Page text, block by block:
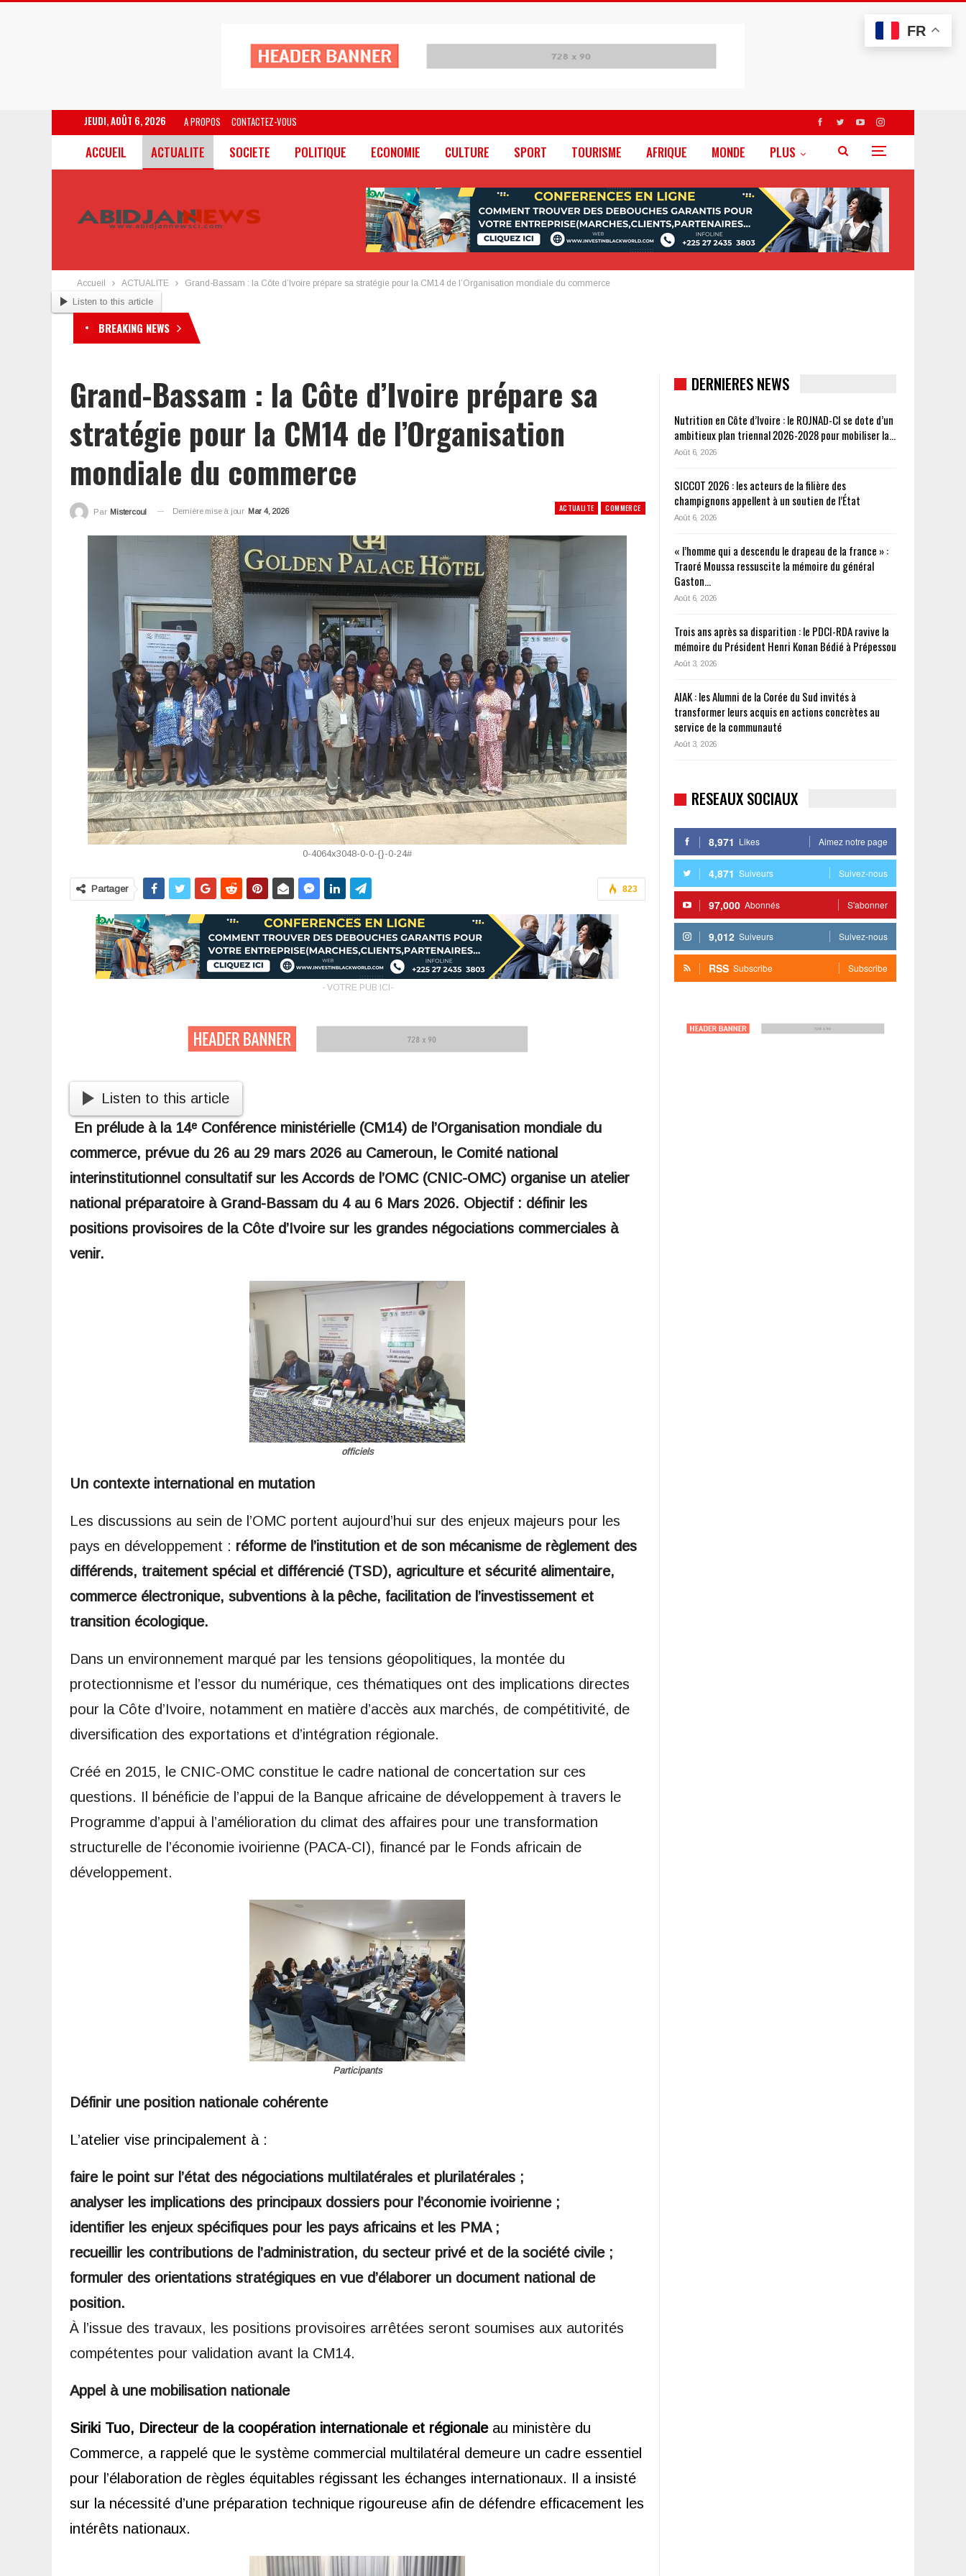
JEUDI, AOÛT 6, 2026 A PROPOS CONTACTEZ-VOUS
ACCUEIL ACTUALITE SOCIETE POLITIQUE ECONOMIE CULTURE SPORT TOURISME AFRIQUE MONDE PLUS
Accueil ACTUALITE Grand-Bassam : la Côte d’Ivoire prépare sa stratégie pour la CM14 de l’Organisation mondiale du commerce
Listen to this article
BREAKING NEWS
Grand-Bassam : la Côte d’Ivoire prépare sa
stratégie pour la CM14 de l’Organisation
mondiale du commerce
ACTUALITE COMMERCE
Par Mistercoul Dernière mise à jour Mar 4, 2026
0-4064x3048-0-0-{}-0-24#
823
Partager
- VOTRE PUB ICI-
Listen to this article
En prélude à la 14ᵉ Conférence ministérielle (CM14) de l’Organisation mondiale du
commerce, prévue du 26 au 29 mars 2026 au Cameroun, le Comité national
interinstitutionnel consultatif sur les Accords de l’OMC (CNIC-OMC) organise un atelier
national préparatoire à Grand-Bassam du 4 au 6 Mars 2026. Objectif : définir les
positions provisoires de la Côte d’Ivoire sur les grandes négociations commerciales à
venir.
officiels
Un contexte international en mutation
Les discussions au sein de l’OMC portent aujourd’hui sur des enjeux majeurs pour les
pays en développement : réforme de l’institution et de son mécanisme de règlement des
différends, traitement spécial et différencié (TSD), agriculture et sécurité alimentaire,
commerce électronique, subventions à la pêche, facilitation de l’investissement et
transition écologique.
Dans un environnement marqué par les tensions géopolitiques, la montée du
protectionnisme et l’essor du numérique, ces thématiques ont des implications directes
pour la Côte d’Ivoire, notamment en matière d’accès aux marchés, de compétitivité, de
diversification des exportations et d’intégration régionale.
Créé en 2015, le CNIC-OMC constitue le cadre national de concertation sur ces
questions. Il bénéficie de l’appui de la Banque africaine de développement à travers le
Programme d’appui à l’amélioration du climat des affaires pour une transformation
structurelle de l’économie ivoirienne (PACA-CI), financé par le Fonds africain de
développement.
Participants
Définir une position nationale cohérente
L’atelier vise principalement à :
faire le point sur l’état des négociations multilatérales et plurilatérales ;
analyser les implications des principaux dossiers pour l’économie ivoirienne ;
identifier les enjeux spécifiques pour les pays africains et les PMA ;
recueillir les contributions de l’administration, du secteur privé et de la société civile ;
formuler des orientations stratégiques en vue d’élaborer un document national de
position.
À l’issue des travaux, les positions provisoires arrêtées seront soumises aux autorités
compétentes pour validation avant la CM14.
Appel à une mobilisation nationale
Siriki Tuo, Directeur de la coopération internationale et régionaleau ministère du
Commerce, a rappelé que le système commercial multilatéral demeure un cadre essentiel
pour l’élaboration de règles équitables régissant les échanges internationaux. Il a insisté
sur la nécessité d’une préparation technique rigoureuse afin de défendre efficacement les
intérêts nationaux.
DERNIERES NEWS
Nutrition en Côte d’Ivoire : le ROJNAD-CI se dote d’un
ambitieux plan triennal 2026-2028 pour mobiliser la…
Août 6, 2026
SICCOT 2026 : les acteurs de la filière des
champignons appellent à un soutien de l’État
Août 6, 2026
« l’homme qui a descendu le drapeau de la france » :
Traoré Moussa ressuscite la mémoire du général
Gaston…
Août 6, 2026
Trois ans après sa disparition : le PDCI-RDA ravive la
mémoire du Président Henri Konan Bédié à Prépessou
Août 3, 2026
AIAK : les Alumni de la Corée du Sud invités à
transformer leurs acquis en actions concrètes au
service de la communauté
Août 3, 2026
RESEAUX SOCIAUX
8,971 Likes Aimez notre page
4,871 Suiveurs Suivez-nous
97,000 Abonnés S'abonner
9,012 Suiveurs Suivez-nous
RSS Subscribe Subscribe
FR